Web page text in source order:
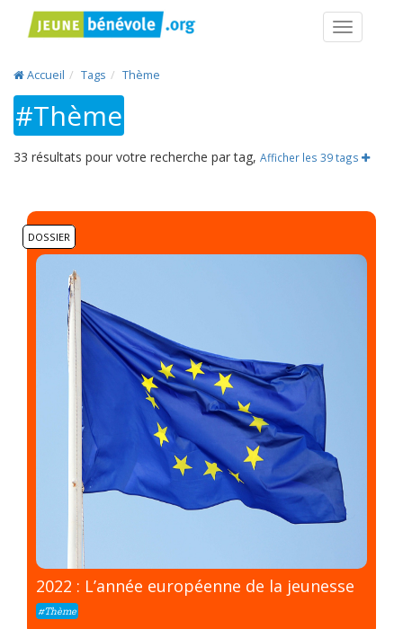
Accueil Tags Thème
#Thème
33 résultats pour votre recherche par tag, Afficher les 39 tags
DOSSIER
2022 : L’année européenne de la jeunesse
#Thème